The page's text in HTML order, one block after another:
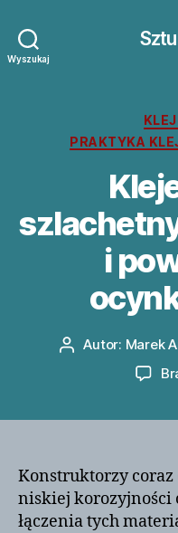
Wyszukaj
PRAKTYKA
i
AutorAutor: Marek
Konstruktorzy coraz
niskiej korozyjności
łączenia tych